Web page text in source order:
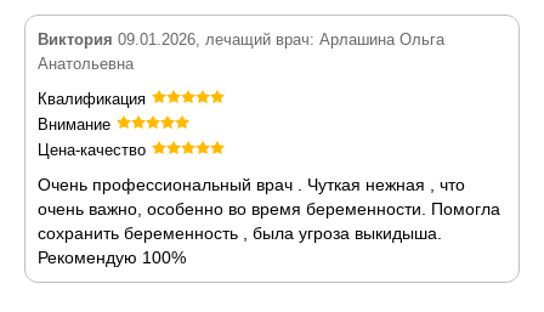
Виктория 09.01.2026, лечащий врач: Арлашина Ольга
Анатольевна
Квалификация
Внимание
Цена-качество
Очень профессиональный врач . Чуткая нежная , что
очень важно, особенно во время беременности. Помогла
сохранить беременность , была угроза выкидыша.
Рекомендую 100%